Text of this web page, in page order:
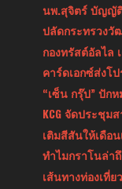
นพ.สุจิตร์ บัญญัติ
ปลัดกระทรวงวั
กองทรัสต์อัลไล
คาร์ดเอกซ์ส่งโ
“เซ็น กรุ๊ป” ปัก
KCG จัดประชุ
เติมสีสันให้เดือ
ทำไมกราโนล่า
เส้นทางท่องเที่